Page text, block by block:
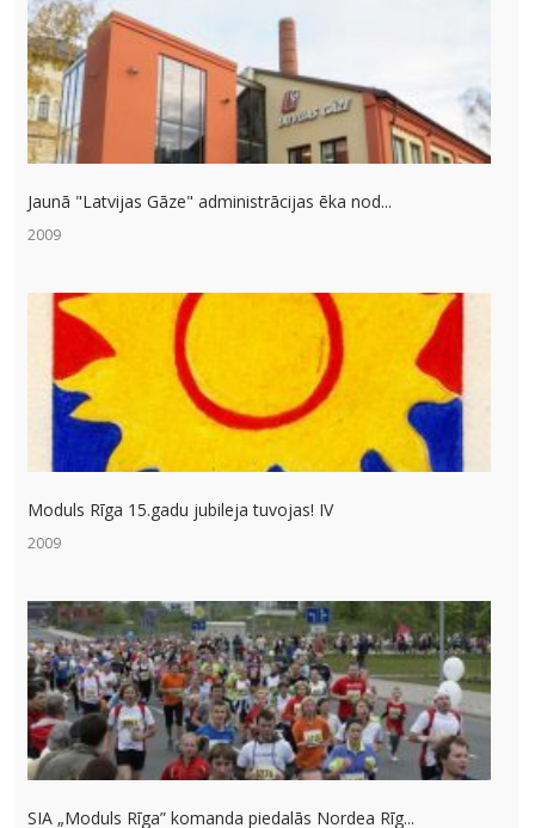
Jaunā "Latvijas Gāze" administrācijas ēka nod...
2009
Moduls Rīga 15.gadu jubileja tuvojas! IV
2009
SIA „Moduls Rīga” komanda piedalās Nordea Rīg...